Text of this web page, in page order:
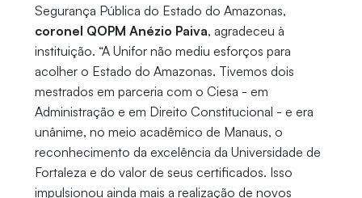
Segurança Pública do Estado do Amazonas,
coronel QOPM Anézio Paiva, agradeceu à
instituição. “A Unifor não mediu esforços para
acolher o Estado do Amazonas. Tivemos dois
mestrados em parceria com o Ciesa - em
Administração e em Direito Constitucional - e era
unânime, no meio acadêmico de Manaus, o
reconhecimento da excelência da Universidade de
Fortaleza e do valor de seus certificados. Isso
impulsionou ainda mais a realização de novos